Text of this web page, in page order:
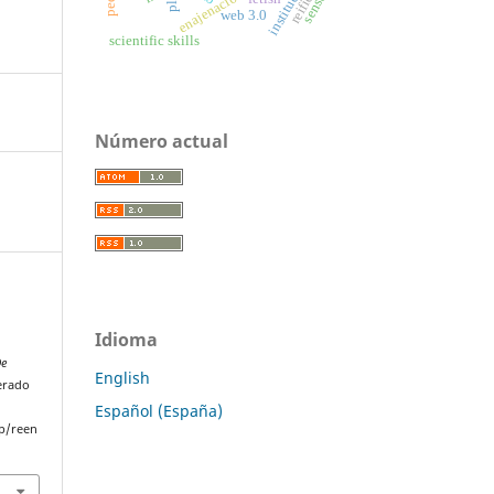
reen
enajenación
scientific skills
web 3.0 sense
Número actual
Idioma
English
Español (España)